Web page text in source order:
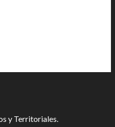
y Territoriales.